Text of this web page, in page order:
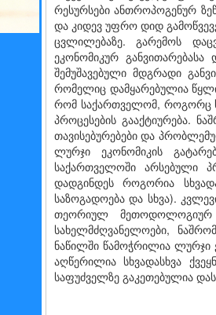
რესურსები ანთროპოგენურ
და კიდევ უფრო დიდ
ცვლილებაზე. გარემოს
ეკონომიკურ
შემუშავებული მდგრადი
რომელიც დამყარებულია
რომ საქართველომ, როგორც
პროცესების გააქტიურება.
თავისებურებები და
ლურჯი ეკონომიკის
საქართველოში არსებული
დადგინდეს როგორია
საზოგადოება და სხვა).
თეორიულ მეთოდოლოგიურ
სახელმძღვანელოები,
ნაწილში წამოჭრილია ლურჯი
აღწერილია სხვადასხვა
საფუძველზე გაკეთებულია